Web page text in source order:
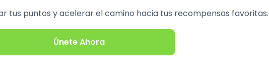
tus puntos y acelerar el camino hacia tus recompensas favoritas.
Únete Ahora